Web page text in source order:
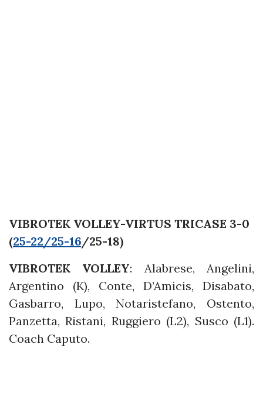
VIBROTEK VOLLEY-VIRTUS TRICASE 3-0
(25-22/25-16/25-18)
VIBROTEK VOLLEY: Alabrese, Angelini,
Argentino (K), Conte, D’Amicis, Disabato,
Gasbarro, Lupo, Notaristefano, Ostento,
Panzetta, Ristani, Ruggiero (L2), Susco (L1).
Coach Caputo.